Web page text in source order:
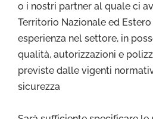
o i nostri partner al quale ci
Territorio Nazionale ed
esperienza nel settore, in
qualità, autorizzazioni e
previste dalle vigenti
sicurezza